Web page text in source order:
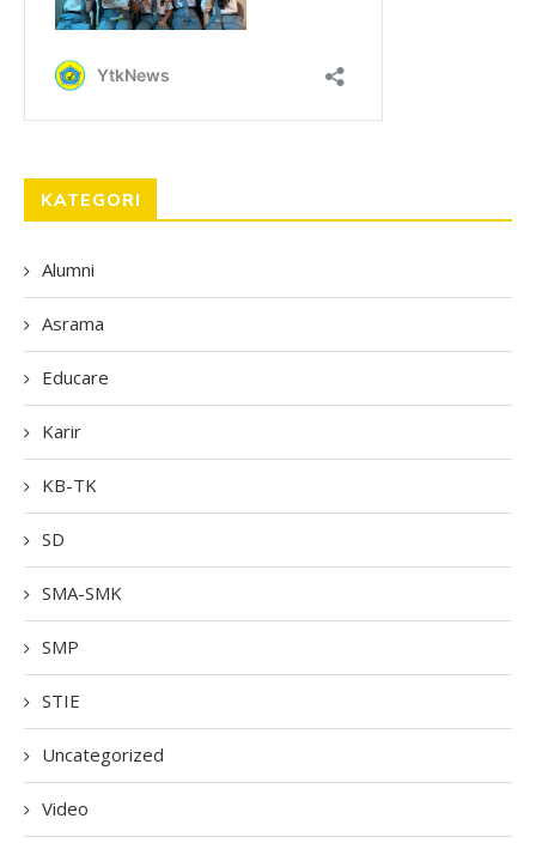
KATEGORI
Alumni
Asrama
Educare
Karir
KB-TK
SD
SMA-SMK
SMP
STIE
Uncategorized
Video